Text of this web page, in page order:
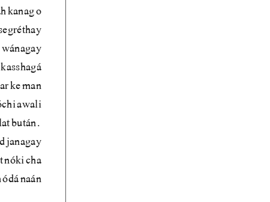
kanag o
ke man
awali
bután.
janagay
nóki cha
naán.